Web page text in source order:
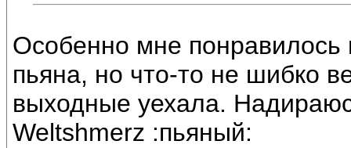
Особенно мне
пьяна, но что-то не шибко
выходные уехала.
Weltshmerz :пьяный: